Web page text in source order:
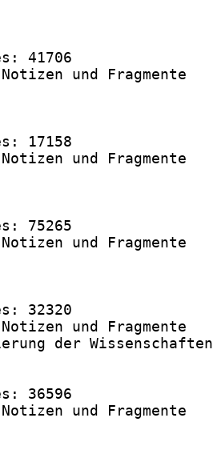
41706
und Fragmente
17158
und Fragmente
75265
und Fragmente
32320
und Fragmente
der Wissenschaften
36596
und Fragmente